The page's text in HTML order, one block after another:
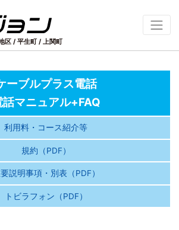
区/ 平生町 / 上関町
ーブルプラス電話
話マニュアル+FAQ
利用料・コース紹介等
規約（PDF）
説明事項・別表（PDF）
トビラフォン（PDF）